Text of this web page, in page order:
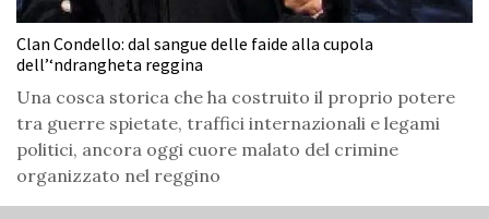
Clan Condello: dal sangue delle faide alla cupola
dell’‘ndrangheta reggina
Una cosca storica che ha costruito il proprio potere
tra guerre spietate, traffici internazionali e legami
politici, ancora oggi cuore malato del crimine
organizzato nel reggino